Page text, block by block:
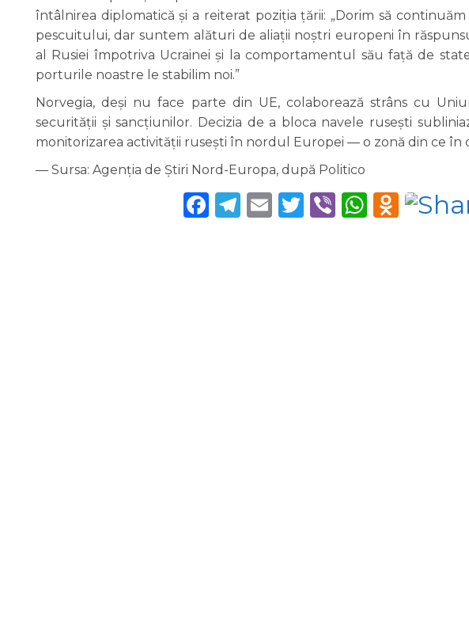
întâlnirea diplomatică și a reiterat poziția țării: „Dorim să
pescuitului, dar suntem alături de aliații noștri europeni în
al Rusiei împotriva Ucrainei și la comportamentul său față de
porturile noastre le stabilim noi.”
Norvegia, deși nu face parte din UE, colaborează strâns cu
securității și sancțiunilor. Decizia de a bloca navele rusești
monitorizarea activității rusești în nordul Europei — o zonă din ce în
— Sursa: Agenția de Știri Nord-Europa, după Politico
Facebook
Telegram
Email
Twitter
Viber